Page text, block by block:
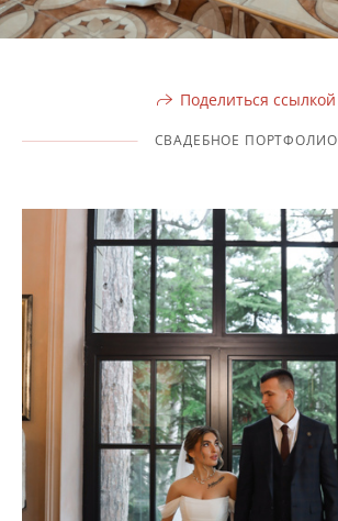
Поделиться ссылкой
СВАДЕБНОЕ ПОРТФОЛИО